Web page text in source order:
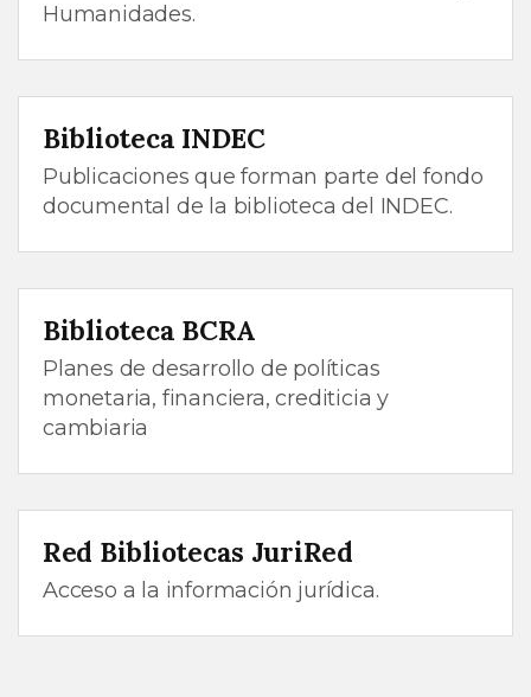
Humanidades.
Biblioteca INDEC
Publicaciones que forman parte del fondo
documental de la biblioteca del INDEC.
Biblioteca BCRA
Planes de desarrollo de políticas
monetaria, financiera, crediticia y
cambiaria
Red Bibliotecas JuriRed
Acceso a la información jurídica.